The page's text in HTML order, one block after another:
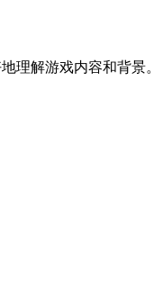
理解游戏内容和背景。